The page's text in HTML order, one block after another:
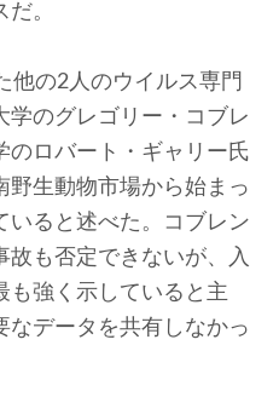
。
の2人のウイルス専門
学のグレゴリー・コブレ
のロバート・ギャリー氏
野生動物市場から始まっ
いると述べた。コブレン
故も否定できないが、入
も強く示していると主
なデータを共有しなかっ